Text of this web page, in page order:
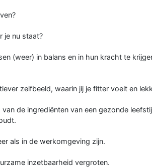
je nu staat?
(weer) in balans en in hun kracht te
zelfbeeld, waarin jij je fitter voelt en
de ingrediënten van een gezonde
als in de werkomgeving zijn.
inzetbaarheid vergroten.